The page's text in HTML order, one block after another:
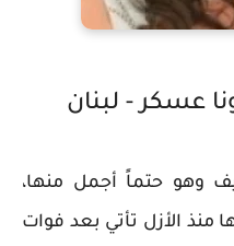
عسكر - لبنان
وهو حتماً أجمل منها،
منذ الأزل تأتي بعد فوات